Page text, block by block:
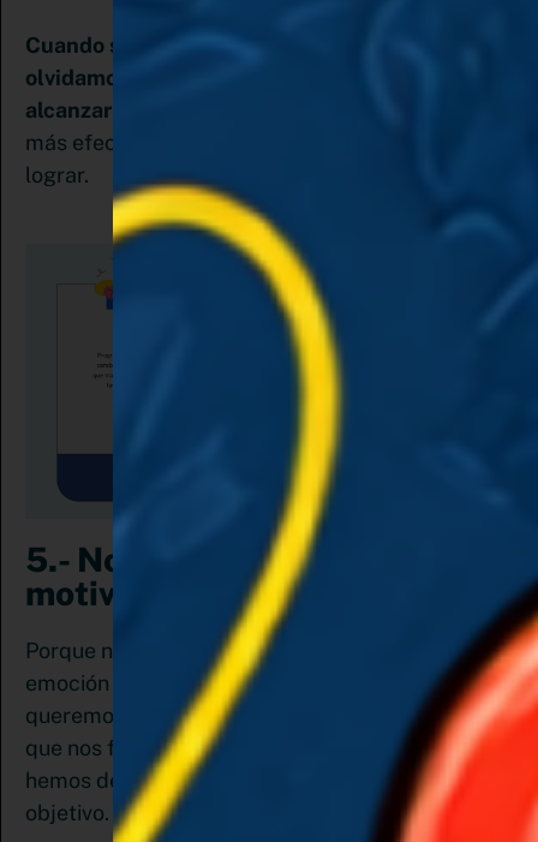
Cuando solo nos enfocamos en las metas
olvidamos el proceso que debemos diseñar para
alcanzarlas
más efectivo que sólo definir lo que queremos
lograr.
5.- No dependas de la
motivación
Porque no es tan efectiva porque al ser una
emoción va y viene. Es preferible cuando
queremos cambiar hábitos preparar el ambiente
que nos facilite la ejecución del sistema que
hemos determinado para conseguir cualquier
objetivo.